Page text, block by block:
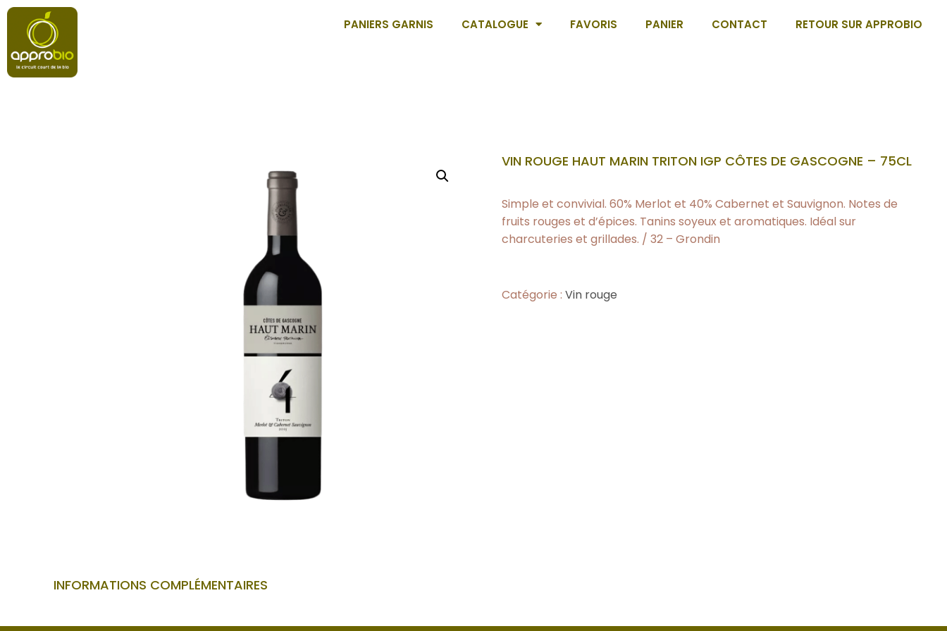
PANIERS GARNIS CATALOGUE FAVORIS PANIER CONTACT RETOUR SUR APPROBIO
VIN ROUGE HAUT MARIN TRITON IGP CÔTES DE GASCOGNE – 75CL
Simple et convivial. 60% Merlot et 40% Cabernet et Sauvignon. Notes de
fruits rouges et d’épices. Tanins soyeux et aromatiques. Idéal sur
charcuteries et grillades. / 32 – Grondin
Catégorie : Vin rouge
INFORMATIONS COMPLÉMENTAIRES